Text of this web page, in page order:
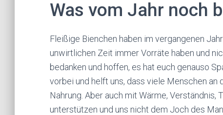
Was vom Jahr noch
Fleißige Bienchen haben im vergangenen
unwirtlichen Zeit immer Vorräte haben und
bedanken und hoffen, es hat euch genauso
vorbei und helft uns, dass viele Menschen
Nahrung. Aber auch mit Wärme,
unterstützen und uns nicht dem Joch des